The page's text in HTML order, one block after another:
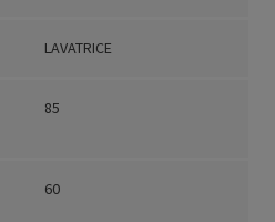
LAVATRICE
85
60